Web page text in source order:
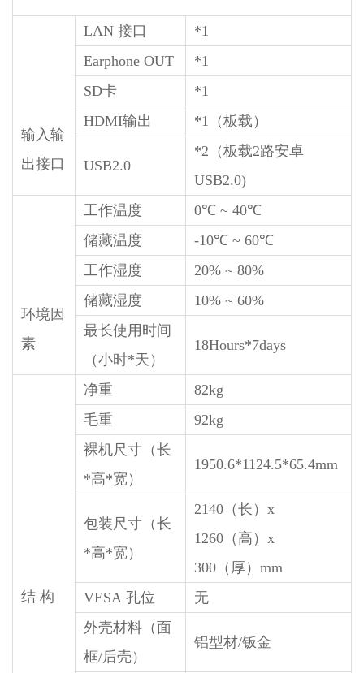
输入输
出接口
LAN 接口
*1
Earphone OUT
*1
SD卡
*1
HDMI输出
*1（板载）
USB2.0
*2（板载2路安卓
USB2.0)
环境因
素
工作温度
0℃ ~ 40℃
储藏温度
-10℃ ~ 60℃
工作湿度
20% ~ 80%
储藏湿度
10% ~ 60%
最长使用时间
（小时*天）
18Hours*7days
结 构
净重
82kg
毛重
92kg
裸机尺寸（长
*高*宽）
1950.6*1124.5*65.4mm
包装尺寸（长
*高*宽）
2140（长）x
1260（高）x
300（厚）mm
VESA 孔位
无
外壳材料（面
框/后壳）
铝型材/钣金